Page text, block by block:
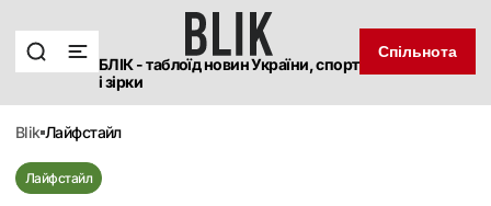
БЛІК - таблоїд новин України, спорт
і зірки
Спільнота
blik лайфстайл
Лайфстайл